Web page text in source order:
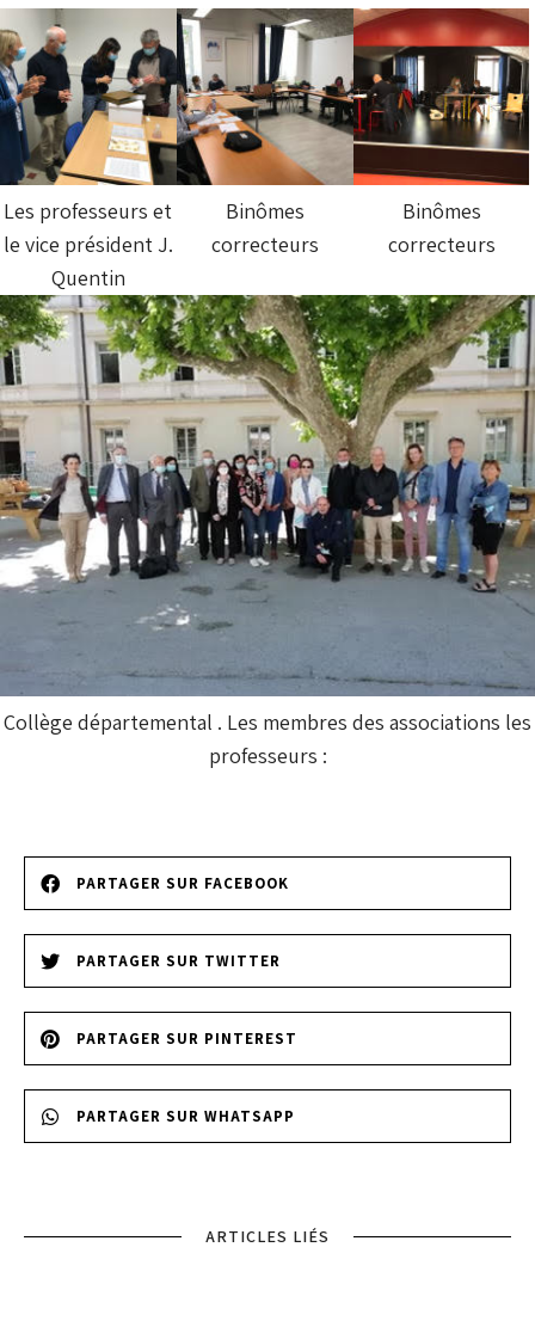
Les professeurs et
le vice président J.
Quentin
Binômes
correcteurs
Binômes
correcteurs
Collège départemental . Les membres des associations les
professeurs :
PARTAGER SUR FACEBOOK
PARTAGER SUR TWITTER
PARTAGER SUR PINTEREST
PARTAGER SUR WHATSAPP
ARTICLES LIÉS